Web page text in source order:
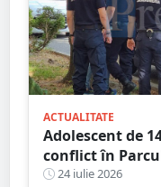
ACTUALITATE
Adolescent de
conflict în
a deschis dosar
24 iulie 2026